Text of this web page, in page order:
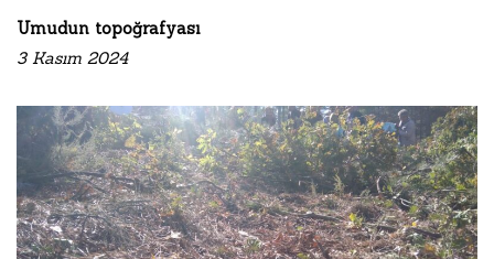
Umudun topoğrafyası
3 Kasım 2024